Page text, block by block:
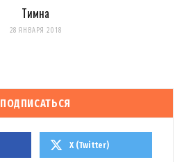
Тимна
28 ЯНВАРЯ 2018
ПОДПИСАТЬСЯ
X (Twitter)